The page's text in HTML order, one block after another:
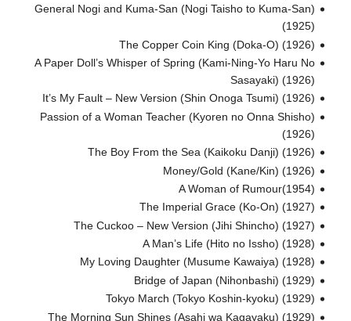
General Nogi and Kuma-San (Nogi Taisho to Kuma-San)
(1925)
The Copper Coin King (Doka-O) (1926)
A Paper Doll’s Whisper of Spring (Kami-Ning-Yo Haru No
Sasayaki) (1926)
It’s My Fault – New Version (Shin Onoga Tsumi) (1926)
Passion of a Woman Teacher (Kyoren no Onna Shisho)
(1926)
The Boy From the Sea (Kaikoku Danji) (1926)
Money/Gold (Kane/Kin) (1926)
A Woman of Rumour(1954)
The Imperial Grace (Ko-On) (1927)
The Cuckoo – New Version (Jihi Shincho) (1927)
A Man’s Life (Hito no Issho) (1928)
My Loving Daughter (Musume Kawaiya) (1928)
Bridge of Japan (Nihonbashi) (1929)
Tokyo March (Tokyo Koshin-kyoku) (1929)
The Morning Sun Shines (Asahi wa Kagayaku) (1929)